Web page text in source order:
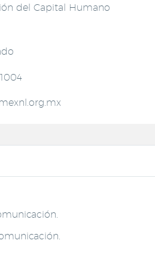
del Capital Humano